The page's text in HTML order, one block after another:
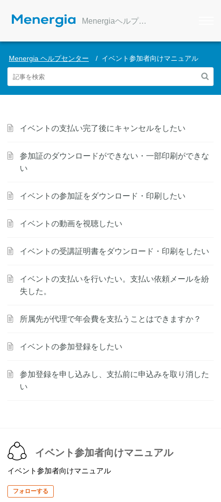
Menergiaヘルプセンター
Menergia ヘルプセンター イベント参加者向けマニュアル
イベントの支払い完了後にキャンセルをしたい
参加証のダウンロードができない・一部印刷ができな
い
イベントの参加証をダウンロード・印刷したい
イベントの動画を視聴したい
イベントの受講証明書をダウンロード・印刷をしたい
イベントの支払いを行いたい。支払い依頼メールを紛
失した。
所属先が代理で年会費を支払うことはできますか？
イベントの参加登録をしたい
参加登録を申し込みし、支払前に申込みを取り消した
い
イベント参加者向けマニュアル
イベント参加者向けマニュアル
フォローする